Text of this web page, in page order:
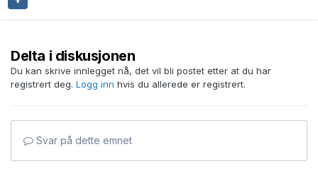
Delta i diskusjonen
Du kan skrive innlegget nå, det vil bli postet etter at du har
registrert deg. Logg inn hvis du allerede er registrert.
Svar på dette emnet